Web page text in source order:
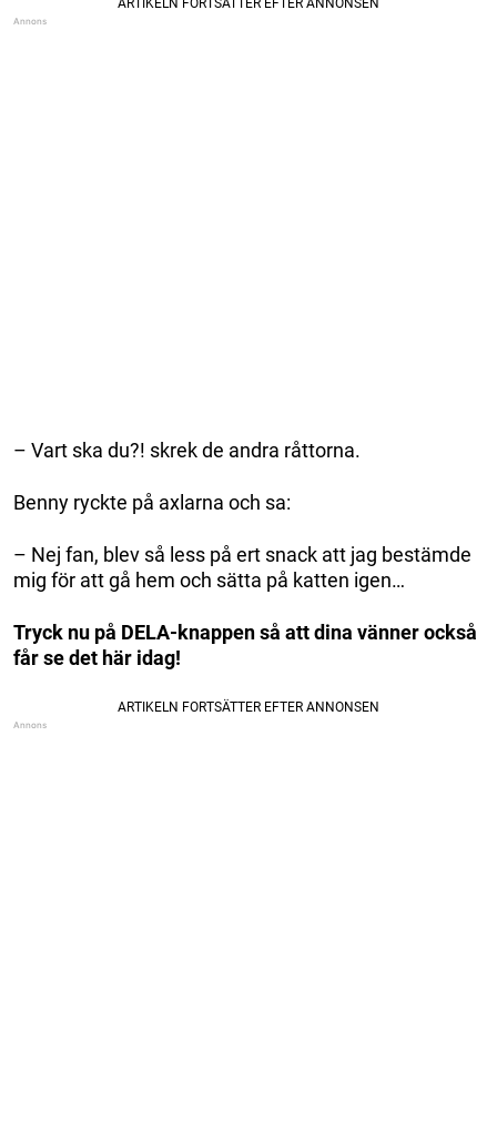
– Vart ska du?! skrek de andra råttorna.
Benny ryckte på axlarna och sa:
– Nej fan, blev så less på ert snack att jag bestämde
mig för att gå hem och sätta på katten igen…
Tryck nu på DELA-knappen så att dina vänner också
får se det här idag!